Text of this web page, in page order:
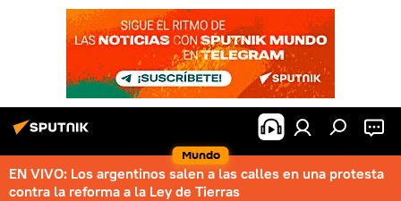
Mundo
EN VIVO: Los argentinos salen a las calles en una protesta
contra la reforma a la Ley de Tierras